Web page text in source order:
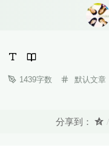
2
5
1439字数
分
默认文章
分享到：